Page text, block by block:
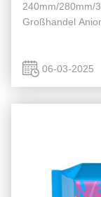
240mm/280mm/
Großhandel
06-03-2025